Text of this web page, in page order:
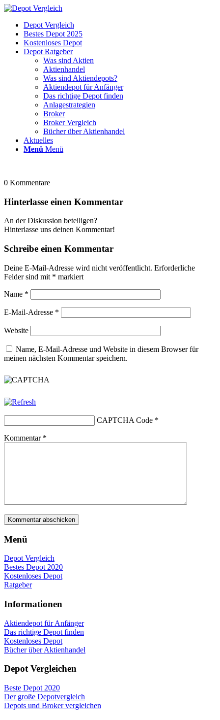
Depot Vergleich
Bestes Depot 2025
Kostenloses Depot
Depot Ratgeber
Was sind Aktien
Aktienhandel
Was sind Aktiendepots?
Aktiendepot für Anfänger
Das richtige Depot finden
Anlagestrategien
Broker
Broker Vergleich
Bücher über Aktienhandel
Aktuelles
Menü Menü
0 Kommentare
Hinterlasse einen Kommentar
An der Diskussion beteiligen?
Hinterlasse uns deinen Kommentar!
Schreibe einen Kommentar
Deine E-Mail-Adresse wird nicht veröffentlicht. Erforderliche
Felder sind mit * markiert
Name *
E-Mail-Adresse *
Website
Name, E-Mail-Adresse und Website in diesem Browser für
meinen nächsten Kommentar speichern.
CAPTCHA Code *
Kommentar *
Menü
Depot Vergleich
Bestes Depot 2020
Kostenloses Depot
Ratgeber
Informationen
Aktiendepot für Anfänger
Das richtige Depot finden
Kostenloses Depot
Bücher über Aktienhandel
Depot Vergleichen
Beste Depot 2020
Der große Depotvergleich
Depots und Broker vergleichen